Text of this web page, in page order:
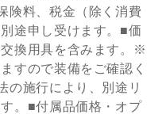
険料、税金（除く消費
途申し受けます。■価
換用具を含みます。※
すので装備をご確認く
の施行により、別途リ
。■付属品価格・オプ